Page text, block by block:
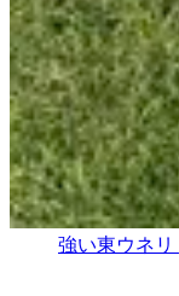
強い東ウネリ